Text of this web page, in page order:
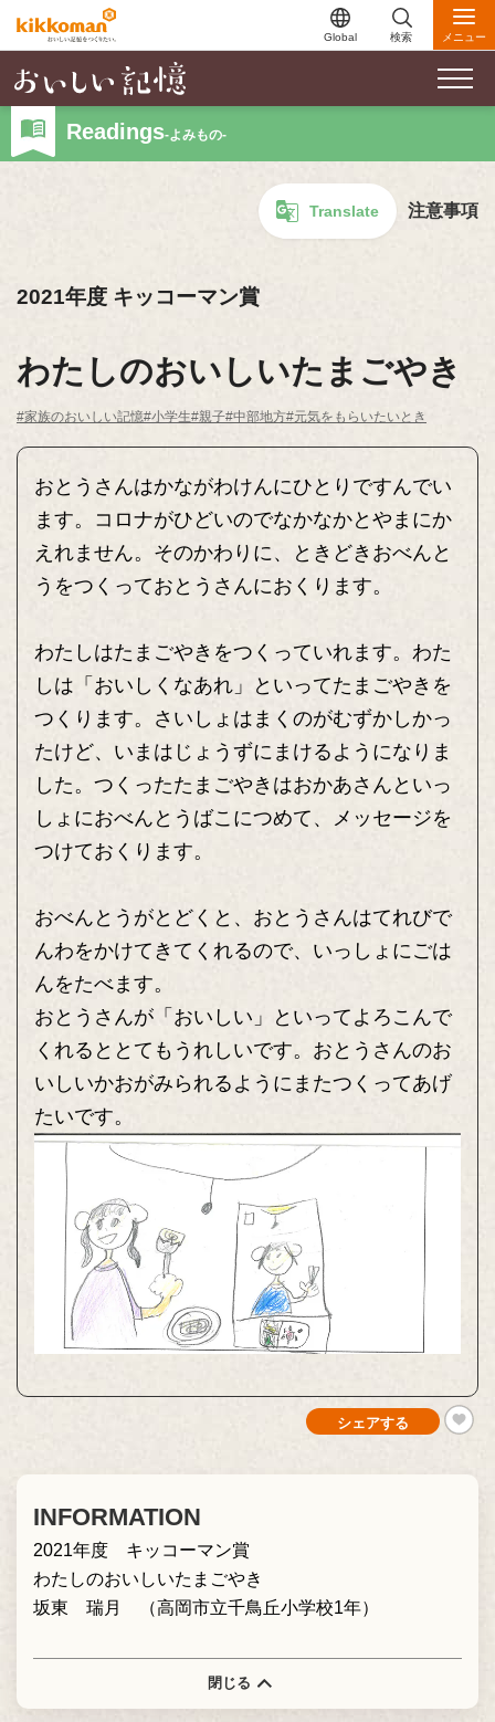
Global 検索 メニュー
Readings-よみもの-
Translate 注意事項
2021年度 キッコーマン賞
わたしのおいしいたまごやき
#家族のおいしい記憶#小学生#親子#中部地方#元気をもらいたいとき
おとうさんはかながわけんにひとりですんでい
ます。コロナがひどいのでなかなかとやまにか
えれません。そのかわりに、ときどきおべんと
うをつくっておとうさんにおくります。
わたしはたまごやきをつくっていれます。わた
しは「おいしくなあれ」といってたまごやきを
つくります。さいしょはまくのがむずかしかっ
たけど、いまはじょうずにまけるようになりま
した。つくったたまごやきはおかあさんといっ
しょにおべんとうばこにつめて、メッセージを
つけておくります。
おべんとうがとどくと、おとうさんはてれびで
んわをかけてきてくれるので、いっしょにごは
んをたべます。
おとうさんが「おいしい」といってよろこんで
くれるととてもうれしいです。おとうさんのお
いしいかおがみられるようにまたつくってあげ
たいです。
シェアする
INFORMATION
2021年度 キッコーマン賞
わたしのおいしいたまごやき
坂東 瑞月 （高岡市立千鳥丘小学校1年）
閉じる